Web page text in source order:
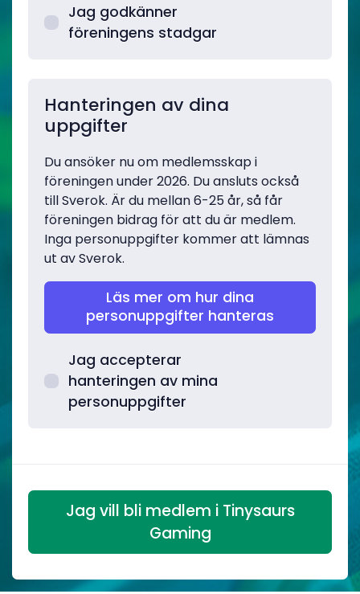
Jag godkänner
föreningens stadgar
Hanteringen av dina
uppgifter
Du ansöker nu om medlemsskap i
föreningen under 2026. Du ansluts också
till Sverok. Är du mellan 6-25 år, så får
föreningen bidrag för att du är medlem.
Inga personuppgifter kommer att lämnas
ut av Sverok.
Läs mer om hur dina
personuppgifter hanteras
Jag accepterar
hanteringen av mina
personuppgifter